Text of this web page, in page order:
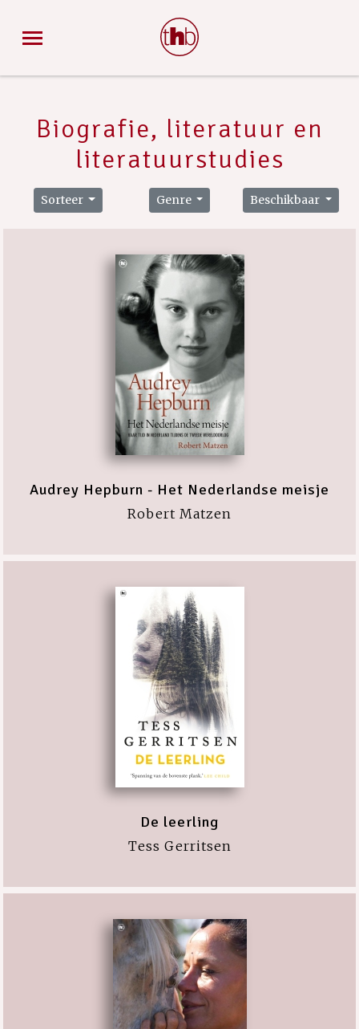
Biografie, literatuur en
literatuurstudies
Sorteer Genre Beschikbaar
Audrey Hepburn - Het Nederlandse meisje
Robert Matzen
De leerling
Tess Gerritsen